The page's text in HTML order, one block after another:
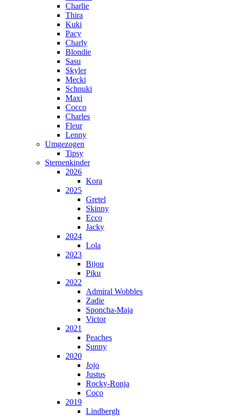
Charlie
Thira
Kuki
Pacy
Charly
Blondie
Sasu
Skyler
Mecki
Schnuki
Maxi
Cocco
Charles
Fleur
Lenny
Umgezogen
Tipsy
Sternenkinder
2026
Kora
2025
Gretel
Skinny
Ecco
Jacky
2024
Lola
2023
Bijou
Piku
2022
Admiral Wobbles
Zadie
Sponcha-Maja
Victor
2021
Peaches
Sunny
2020
Jojo
Justus
Rocky-Ronja
Coco
2019
Lindbergh